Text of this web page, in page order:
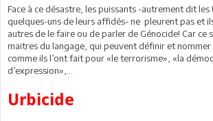
Face à ce désastre, les puissants -autrement dit les
quelques-uns de leurs affidés- ne pleurent pas et
autres de le faire ou de parler de Génocide! Car ce
maitres du langage, qui peuvent définir et nommer
comme ils l’ont fait pour «le terrorisme», «la
d’expression»,…
Urbicide